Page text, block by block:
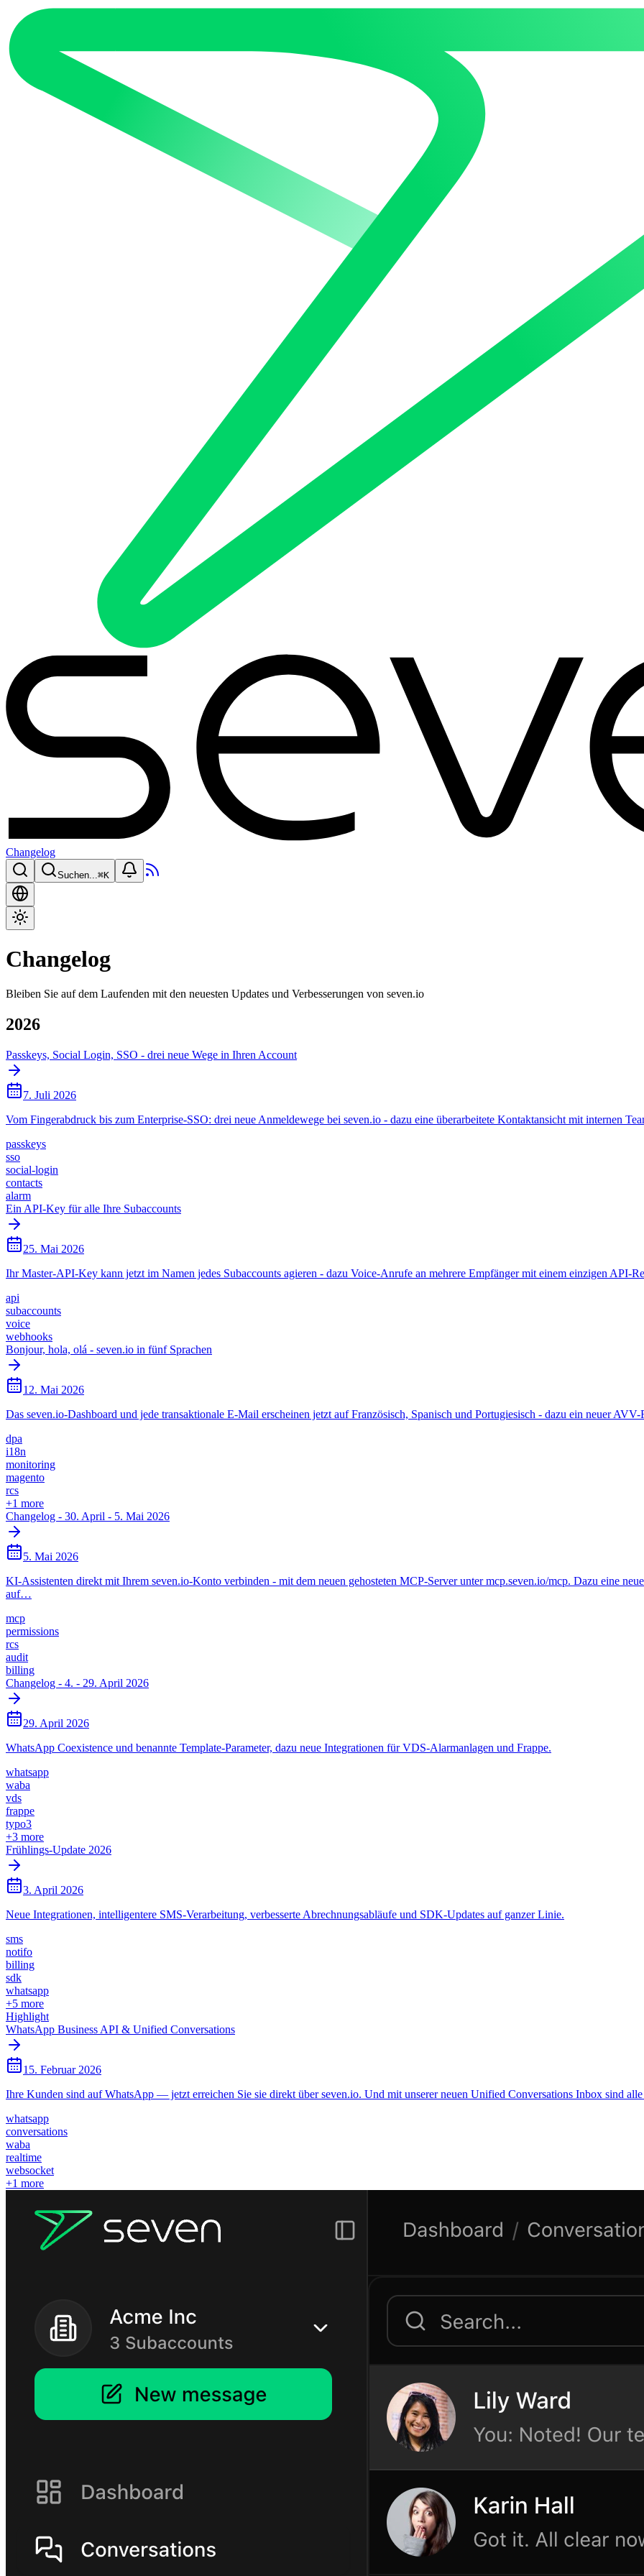
Changelog
Suchen...⌘K
Changelog
Bleiben Sie auf dem Laufenden mit den neuesten Updates und Verbesserungen von seven.io
2026
Passkeys, Social Login, SSO - drei neue Wege in Ihren Account
7. Juli 2026
Vom Fingerabdruck bis zum Enterprise-SSO: drei neue Anmeldewege bei seven.io - dazu eine überarbeitete Kontaktansicht mit internen
passkeys
sso
social-login
contacts
alarm
Ein API-Key für alle Ihre Subaccounts
25. Mai 2026
Ihr Master-API-Key kann jetzt im Namen jedes Subaccounts agieren - dazu Voice-Anrufe an mehrere Empfänger mit einem einzigen API-
api
subaccounts
voice
webhooks
Bonjour, hola, olá - seven.io in fünf Sprachen
12. Mai 2026
Das seven.io-Dashboard und jede transaktionale E-Mail erscheinen jetzt auf Französisch, Spanisch und Portugiesisch - dazu ein neuer
dpa
i18n
monitoring
magento
rcs
+1 more
Changelog - 30. April - 5. Mai 2026
5. Mai 2026
KI-Assistenten direkt mit Ihrem seven.io-Konto verbinden - mit dem neuen gehosteten MCP-Server unter mcp.seven.io/mcp. Dazu eine
auf…
mcp
permissions
rcs
audit
billing
Changelog - 4. - 29. April 2026
29. April 2026
WhatsApp Coexistence und benannte Template-Parameter, dazu neue Integrationen für VDS-Alarmanlagen und Frappe.
whatsapp
waba
vds
frappe
typo3
+3 more
Frühlings-Update 2026
3. April 2026
Neue Integrationen, intelligentere SMS-Verarbeitung, verbesserte Abrechnungsabläufe und SDK-Updates auf ganzer Linie.
sms
notifo
billing
sdk
whatsapp
+5 more
Highlight
WhatsApp Business API & Unified Conversations
15. Februar 2026
Ihre Kunden sind auf WhatsApp — jetzt erreichen Sie sie direkt über seven.io. Und mit unserer neuen Unified Conversations Inbox sind
whatsapp
conversations
waba
realtime
websocket
+1 more